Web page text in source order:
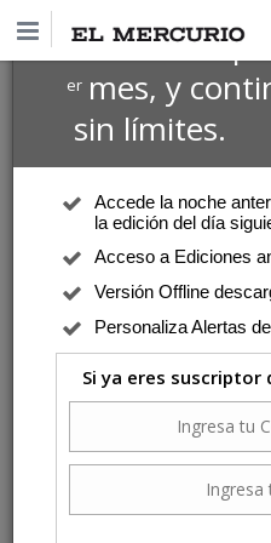
Suscríbete por
ermes, y
sin límites.
Accede la noche
la edición del día
Acceso a Ediciones
Versión Offline
Personaliza Alertas
Si ya eres suscriptor
P. José Yuraszeck
Todos quedaron asombrados y se
los espíritus impuros, y estos le
tiene autoridad.
Los últimos primero
"Jesús dijo a sus discípulos:
y muchos de los últimos serán los